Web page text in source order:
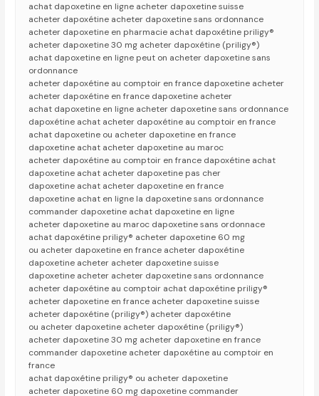
achat dapoxetine en ligne acheter dapoxetine suisse
acheter dapoxétine acheter dapoxetine sans ordonnance
acheter dapoxetine en pharmacie achat dapoxétine priligy®
acheter dapoxetine 30 mg acheter dapoxétine (priligy®)
achat dapoxetine en ligne peut on acheter dapoxetine sans
ordonnance
acheter dapoxétine au comptoir en france dapoxetine acheter
acheter dapoxétine en france dapoxetine acheter
achat dapoxetine en ligne acheter dapoxetine sans ordonnance
dapoxétine achat acheter dapoxétine au comptoir en france
achat dapoxetine ou acheter dapoxetine en france
dapoxetine achat acheter dapoxetine au maroc
acheter dapoxétine au comptoir en france dapoxétine achat
dapoxetine achat acheter dapoxetine pas cher
dapoxetine achat acheter dapoxetine en france
dapoxetine achat en ligne la dapoxetine sans ordonnance
commander dapoxetine achat dapoxetine en ligne
acheter dapoxetine au maroc dapoxetine sans ordonnace
achat dapoxétine priligy® acheter dapoxetine 60 mg
ou acheter dapoxetine en france acheter dapoxétine
dapoxetine acheter acheter dapoxetine suisse
dapoxetine acheter acheter dapoxetine sans ordonnance
acheter dapoxétine au comptoir achat dapoxétine priligy®
acheter dapoxetine en france acheter dapoxetine suisse
acheter dapoxétine (priligy®) acheter dapoxétine
ou acheter dapoxetine acheter dapoxétine (priligy®)
acheter dapoxetine 30 mg acheter dapoxetine en france
commander dapoxetine acheter dapoxétine au comptoir en
france
achat dapoxétine priligy® ou acheter dapoxetine
acheter dapoxetine 60 mg dapoxetine commander